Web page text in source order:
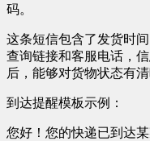
码。
这条短信包含了发货时
查询链接和客服电话，
后，能够对货物状态有清
到达提醒模板示例：
您好！您的快递已到达